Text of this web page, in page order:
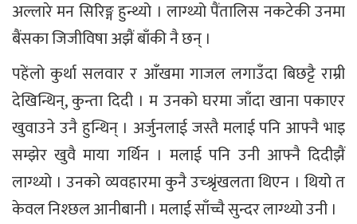
अल्लारे मन सिरिङ्ग हुन्थ्यो । लाग्थ्यो पैंतालिस नकटेकी उनमा
बैंसका जिजीविषा अझैं बाँकी नै छन् ।
पहेंलो कुर्था सलवार र आँखमा गाजल लगाउँदा बिछट्टै राम्री
देखिन्थिन्, कुन्ता दिदी । म उनको घरमा जाँदा खाना पकाएर
खुवाउने उनै हुन्थिन् । अर्जुनलाई जस्तै मलाई पनि आफ्नै भाइ
सम्झेर खुवै माया गर्थिन । मलाई पनि उनी आफ्नै दिदीझैं
लाग्थ्यो । उनको व्यवहारमा कुनै उच्श्रृंखलता थिएन । थियो त
केवल निश्छल आनीबानी । मलाई साँच्चै सुन्दर लाग्थ्यो उनी ।